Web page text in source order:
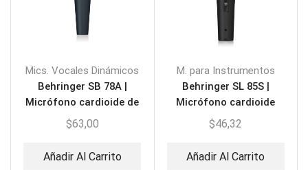
Mics. Vocales Dinámicos
Behringer SB 78A |
Micrófono cardioide de
condensador
$63,00
Añadir Al Carrito
M. para Instrumentos
Behringer SL 85S |
Micrófono cardioide
dinámico con interruptor
$46,32
Añadir Al Carrito